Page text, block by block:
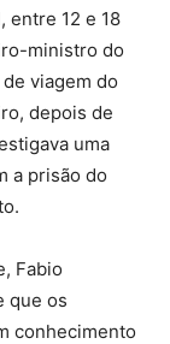
entre 12 e 18
ministro do
viagem do
depois de
uma
a prisão do
Fabio
que os
conhecimento